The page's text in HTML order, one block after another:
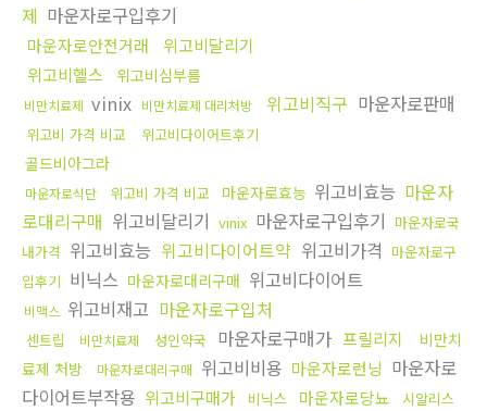
제 마운자로구입후기
마운자로안전거래
위고비달리기
위고비헬스
위고비심부름
비만치료제 vinix 비만치료제 대리처방 위고비직구 마운자로판매
위고비 가격 비교 위고비다이어트후기
골드비아그라
마운자로식단 위고비 가격 비교 마운자로효능 위고비효능 마운자
로대리구매 위고비달리기 vinix 마운자로구입후기 마운자로국
내가격 위고비효능 위고비다이어트약 위고비가격 마운자로구
입후기 비닉스 마운자로대리구매 위고비다이어트
비맥스 위고비재고 마운자로구입처
센트립 비만치료제 성인약국 마운자로구매가 프릴리지
비만치
료제 처방
마운자로대리구매 위고비비용 마운자로런닝 마운자로
다이어트부작용 위고비구매가 비닉스 마운자로당뇨
시알리스